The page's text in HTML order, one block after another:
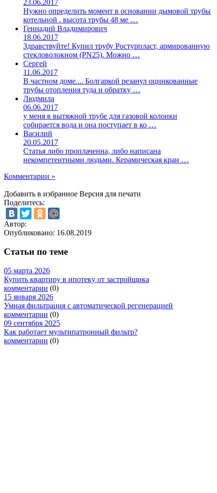
23.06.2017
Нужно определить момент в основании дымовой трубы
котельной . высота трубы 48 ме …
Геннадий Владимирович
18.06.2017
Здравствуйте! Купил трубу Ростурпласт, армированную
стекловолокном (PN25). Можно …
Сергей
11.06.2017
В частном доме.... Болгаркой резанул оцинкованные
трубы отопления туда и обратку …
Людмила
06.06.2017
у меня в вытяжной трубе для газовой колонки
собирается вода и она поступает в ко …
Василий
20.05.2017
Статья либо проплаченна, либо написана
некомпетентными людьми. Керамическая кран …
Комментарии »
Добавить в избранное Версия для печати
Поделитесь:
Автор:
Опубликовано: 16.08.2019
Статьи по теме
05 марта 2026
Купить квартиру в ипотеку от застройщика
комментарии (0)
15 января 2026
Умная фильтрация с автоматической регенерацией
комментарии (0)
09 сентября 2025
Как работает мультипатронный фильтр?
комментарии (0)